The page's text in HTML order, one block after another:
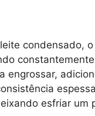
condensado,
engrossar,
esfriar um